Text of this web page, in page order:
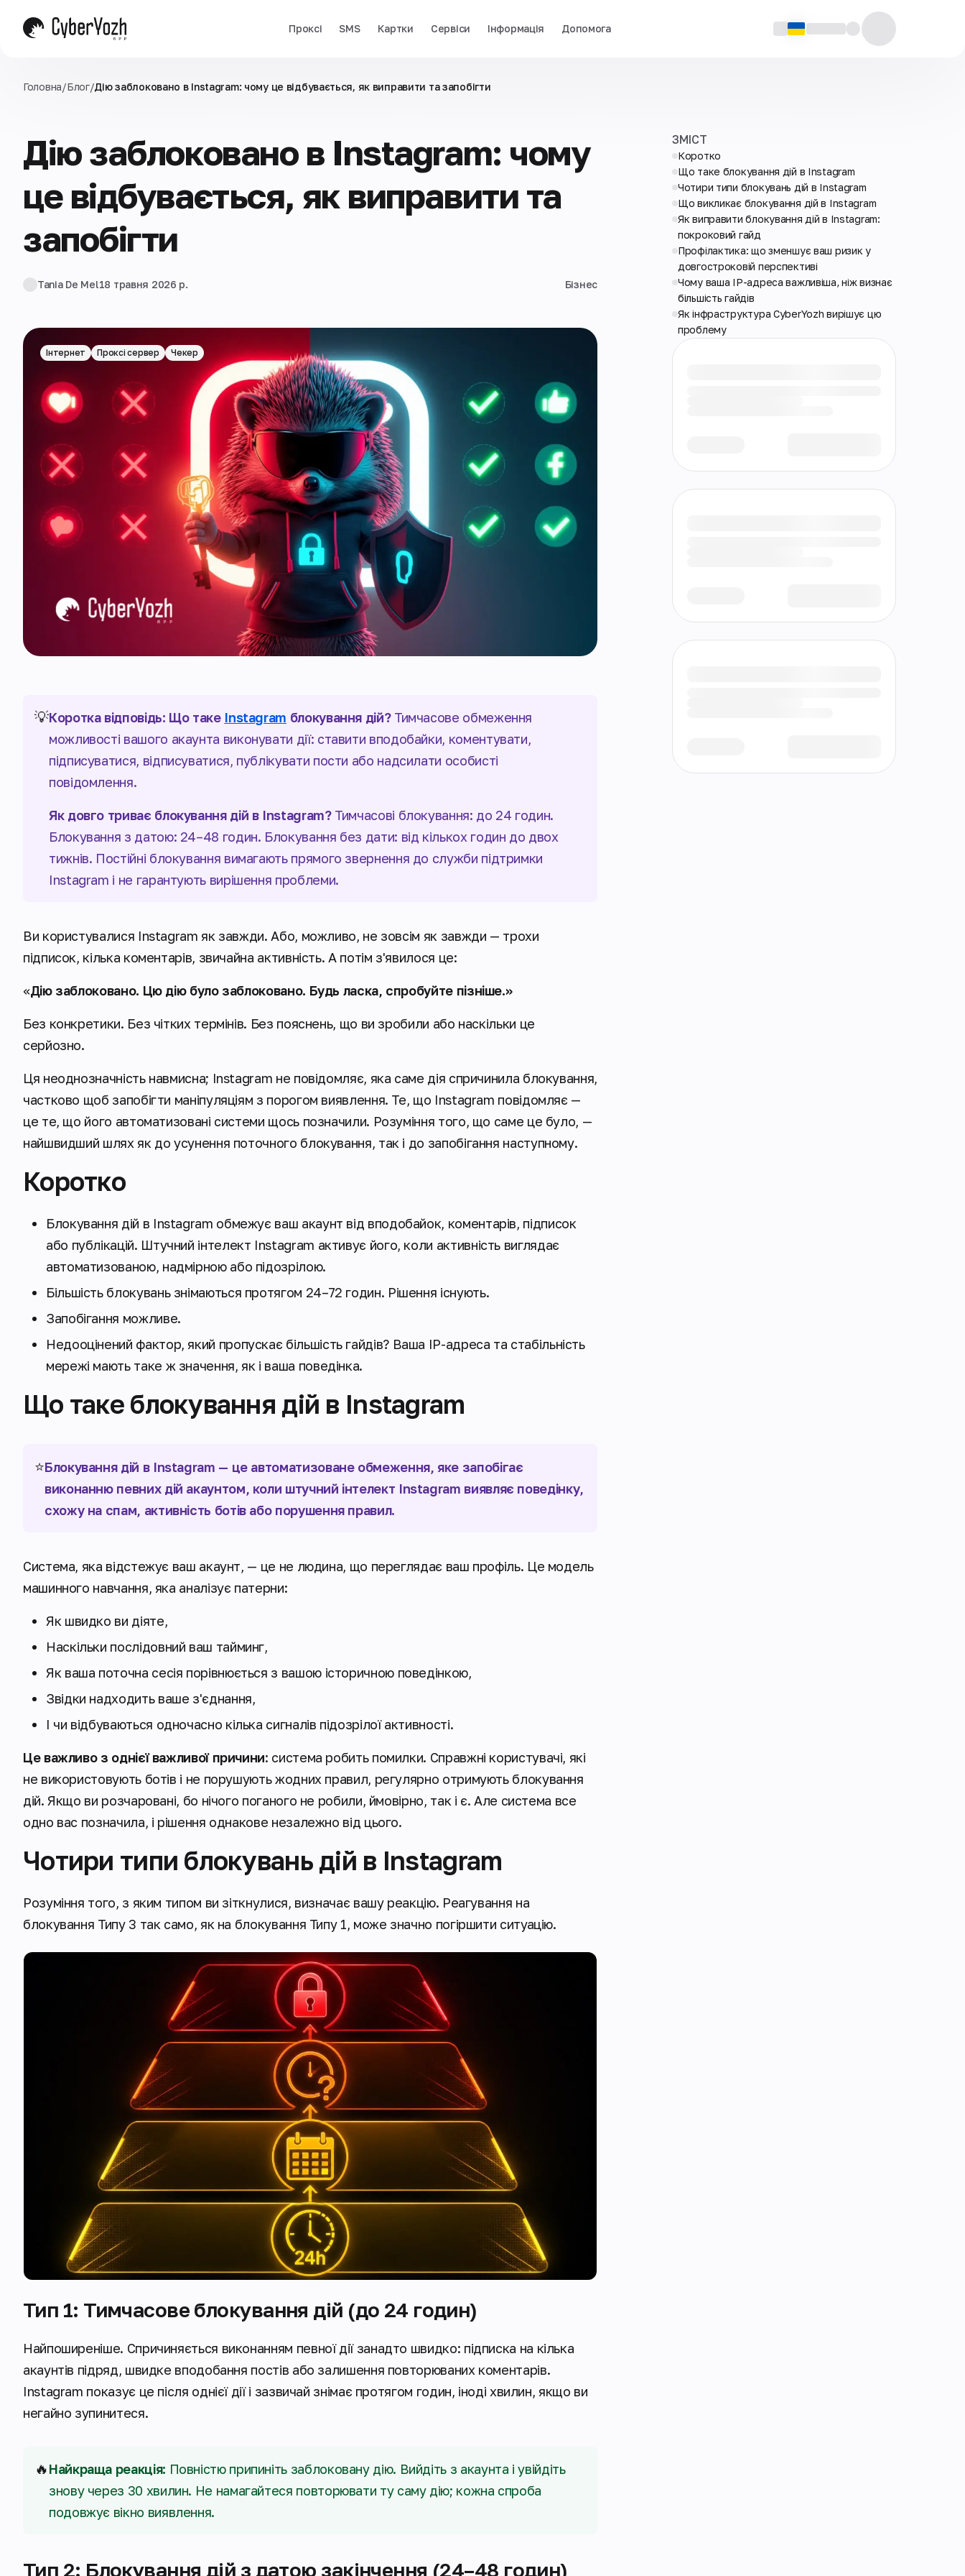
Проксі SMS Картки Сервіси Інформація Допомога
Головна/Блог/Дію заблоковано в Instagram: чому це відбувається, як виправити та запобігти
Дію заблоковано в Instagram: чому
це відбувається, як виправити та
запобігти
Tania De Mel18 травня 2026 р. Бізнес
Інтернет Проксі сервер Чекер
💡Коротка відповідь: Що таке Instagram блокування дій?Тимчасове обмеження
можливості вашого акаунта виконувати дії: ставити вподобайки, коментувати,
підписуватися, відписуватися, публікувати пости або надсилати особисті
повідомлення.
Як довго триває блокування дій в Instagram?Тимчасові блокування: до 24 годин.
Блокування з датою: 24–48 годин. Блокування без дати: від кількох годин до двох
тижнів. Постійні блокування вимагають прямого звернення до служби підтримки
Instagram і не гарантують вирішення проблеми.
Ви користувалися Instagram як завжди. Або, можливо, не зовсім як завжди — трохи
підписок, кілька коментарів, звичайна активність. А потім з'явилося це:
«Дію заблоковано. Цю дію було заблоковано. Будь ласка, спробуйте пізніше.»
Без конкретики. Без чітких термінів. Без пояснень, що ви зробили або наскільки це
серйозно.
Ця неоднозначність навмисна; Instagram не повідомляє, яка саме дія спричинила блокування,
частково щоб запобігти маніпуляціям з порогом виявлення. Те, що Instagram повідомляє —
це те, що його автоматизовані системи щось позначили. Розуміння того, що саме це було, —
найшвидший шлях як до усунення поточного блокування, так і до запобігання наступному.
Коротко
Блокування дій в Instagram обмежує ваш акаунт від вподобайок, коментарів, підписок
або публікацій. Штучний інтелект Instagram активує його, коли активність виглядає
автоматизованою, надмірною або підозрілою.
Більшість блокувань знімаються протягом 24–72 годин. Рішення існують.
Запобігання можливе.
Недооцінений фактор, який пропускає більшість гайдів? Ваша IP-адреса та стабільність
мережі мають таке ж значення, як і ваша поведінка.
Що таке блокування дій в Instagram
⭐Блокування дій в Instagram — це автоматизоване обмеження, яке запобігає
виконанню певних дій акаунтом, коли штучний інтелект Instagram виявляє поведінку,
схожу на спам, активність ботів або порушення правил.
Система, яка відстежує ваш акаунт, — це не людина, що переглядає ваш профіль. Це модель
машинного навчання, яка аналізує патерни:
Як швидко ви діяте,
Наскільки послідовний ваш тайминг,
Як ваша поточна сесія порівнюється з вашою історичною поведінкою,
Звідки надходить ваше з'єднання,
І чи відбуваються одночасно кілька сигналів підозрілої активності.
Це важливо з однієї важливої причини: система робить помилки. Справжні користувачі, які
не використовують ботів і не порушують жодних правил, регулярно отримують блокування
дій. Якщо ви розчаровані, бо нічого поганого не робили, ймовірно, так і є. Але система все
одно вас позначила, і рішення однакове незалежно від цього.
Чотири типи блокувань дій в Instagram
Розуміння того, з яким типом ви зіткнулися, визначає вашу реакцію. Реагування на
блокування Типу 3 так само, як на блокування Типу 1, може значно погіршити ситуацію.
Тип 1: Тимчасове блокування дій (до 24 годин)
Найпоширеніше. Спричиняється виконанням певної дії занадто швидко: підписка на кілька
акаунтів підряд, швидке вподобання постів або залишення повторюваних коментарів.
Instagram показує це після однієї дії і зазвичай знімає протягом годин, іноді хвилин, якщо ви
негайно зупинитеся.
🔥Найкраща реакція: Повністю припиніть заблоковану дію. Вийдіть з акаунта і увійдіть
знову через 30 хвилин. Не намагайтеся повторювати ту саму дію; кожна спроба
подовжує вікно виявлення.
Тип 2: Блокування дій з датою закінчення (24–48 годин)
ЗМІСТ
Коротко
Що таке блокування дій в Instagram
Чотири типи блокувань дій в Instagram
Що викликає блокування дій в Instagram
Як виправити блокування дій в Instagram:
покроковий гайд
Профілактика: що зменшує ваш ризик у
довгостроковій перспективі
Чому ваша IP-адреса важливіша, ніж визнає
більшість гайдів
Як інфраструктура CyberYozh вирішує цю
проблему